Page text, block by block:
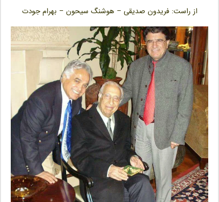
از راست: فریدون صدیقی – هوشنگ سیحون – بهرام جودت